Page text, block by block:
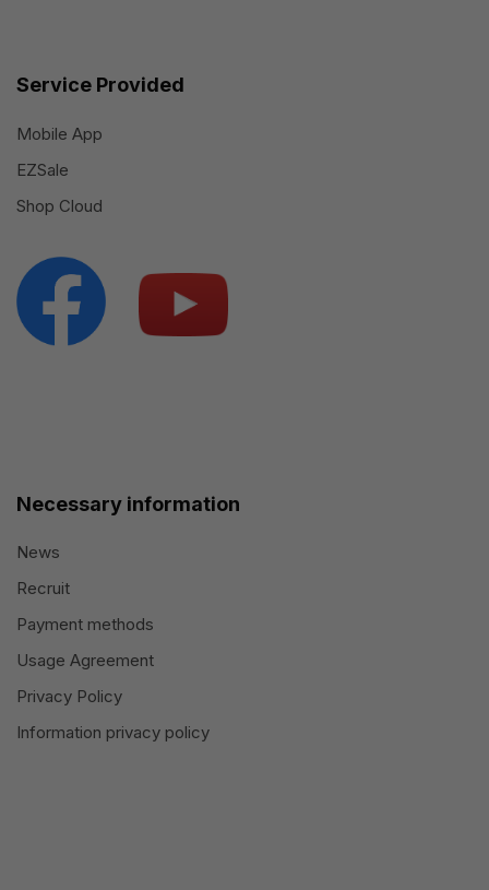
Service Provided
Mobile App
EZSale
Shop Cloud
Necessary information
News
Recruit
Payment methods
Usage Agreement
Privacy Policy
Information privacy policy